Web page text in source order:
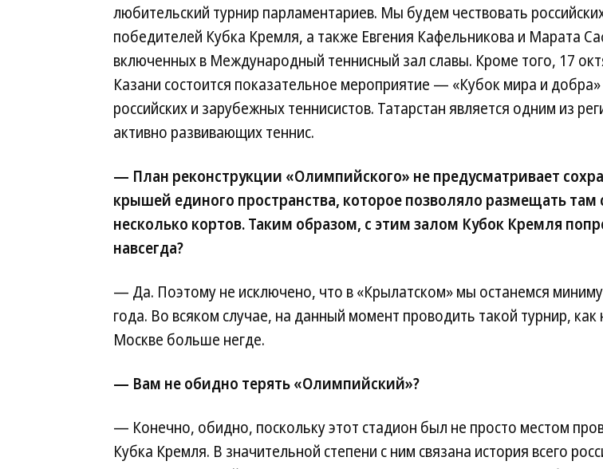
любительский турнир парламентариев. Мы будем чествовать
победителей Кубка Кремля, а также Евгения Кафельникова и Марата
включенных в Международный теннисный зал славы. Кроме того, 17
Казани состоится показательное мероприятие — «Кубок мира и добра»
российских и зарубежных теннисистов. Татарстан является одним из
активно развивающих теннис.
— План реконструкции «Олимпийского» не предусматривает
крышей единого пространства, которое позволяло размещать там
несколько кортов. Таким образом, с этим залом Кубок Кремля
навсегда?
— Да. Поэтому не исключено, что в «Крылатском» мы останемся
года. Во всяком случае, на данный момент проводить такой турнир,
Москве больше негде.
— Вам не обидно терять «Олимпийский»?
— Конечно, обидно, поскольку этот стадион был не просто местом
Кубка Кремля. В значительной степени с ним связана история всего